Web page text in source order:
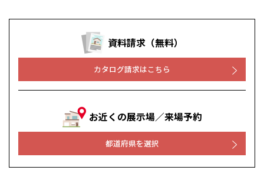
資料請求（無料）
カタログ請求はこちら
お近くの展示場／来場予約
都道府県を選択